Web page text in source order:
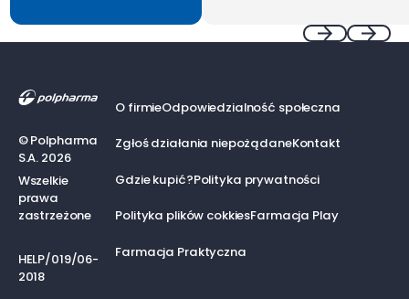
©Polpharma
S.A. 2026
Wszelkie
prawa
zastrzeżone
HELP/019/06-
2018
O firmieOdpowiedzialność społeczna
Zgłoś działania niepożądaneKontakt
Gdzie kupić?Polityka prywatności
Polityka plików cokkiesFarmacja Play
Farmacja Praktyczna